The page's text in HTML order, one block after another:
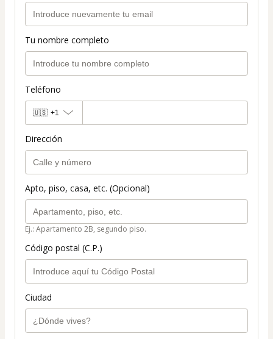
Tu nombre completo
Teléfono
🇺🇸 +1
Dirección
Apto, piso, casa, etc. (Opcional)
Ej.: Apartamento 2B, segundo piso.
Código postal (C.P.)
Ciudad